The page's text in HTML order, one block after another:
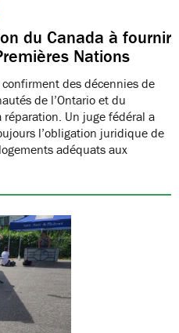
du Canada à fournir
Nations
des décennies de
de l’Ontario et du
Un juge fédéral a
l’obligation juridique de
adéquats aux